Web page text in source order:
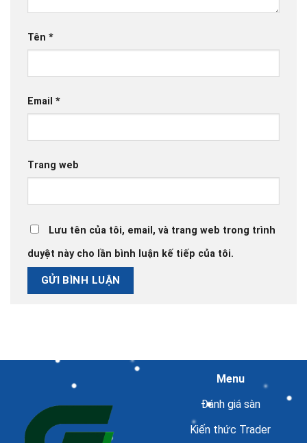
Tên *
Email *
Trang web
Lưu tên của tôi, email, và trang web trong trình
duyệt này cho lần bình luận kế tiếp của tôi.
Menu
Đánh giá sàn
Kiến thức Trader